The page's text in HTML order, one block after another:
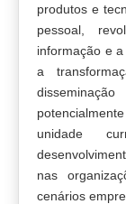
produtos e
pessoal,
informação e
a
unidade
nas
cenários